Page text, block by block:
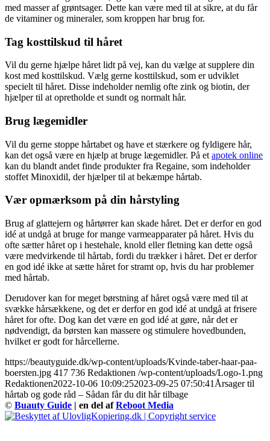
med masser af grøntsager. Dette kan være med til at sikre, at du får
de vitaminer og mineraler, som kroppen har brug for.
Tag kosttilskud til håret
Vil du gerne hjælpe håret lidt på vej, kan du vælge at supplere din
kost med kosttilskud. Vælg gerne kosttilskud, som er udviklet
specielt til håret. Disse indeholder nemlig ofte zink og biotin, der
hjælper til at opretholde et sundt og normalt hår.
Brug lægemidler
Vil du gerne stoppe hårtabet og have et stærkere og fyldigere hår,
kan det også være en hjælp at bruge lægemidler. På et apotek online
kan du blandt andet finde produkter fra Regaine, som indeholder
stoffet Minoxidil, der hjælper til at bekæmpe hårtab.
Vær opmærksom på din hårstyling
Brug af glattejern og hårtørrer kan skade håret. Det er derfor en god
idé at undgå at bruge for mange varmeapparater på håret. Hvis du
ofte sætter håret op i hestehale, knold eller fletning kan dette også
være medvirkende til hårtab, fordi du trækker i håret. Det er derfor
en god idé ikke at sætte håret for stramt op, hvis du har problemer
med hårtab.
Derudover kan for meget børstning af håret også være med til at
svække hårsækkene, og det er derfor en god idé at undgå at frisere
håret for ofte. Dog kan det være en god idé at gøre, når det er
nødvendigt, da børsten kan massere og stimulere hovedbunden,
hvilket er godt for hårcellerne.
https://beautyguide.dk/wp-content/uploads/Kvinde-taber-haar-paa-
boersten.jpg 417 736 Redaktionen /wp-content/uploads/Logo-1.png
Redaktionen2022-10-06 10:09:252023-09-25 07:50:41 Årsager til
hårtab og gode råd – Sådan får du dit hår tilbage
© Buauty Guide | en del afReboot Media